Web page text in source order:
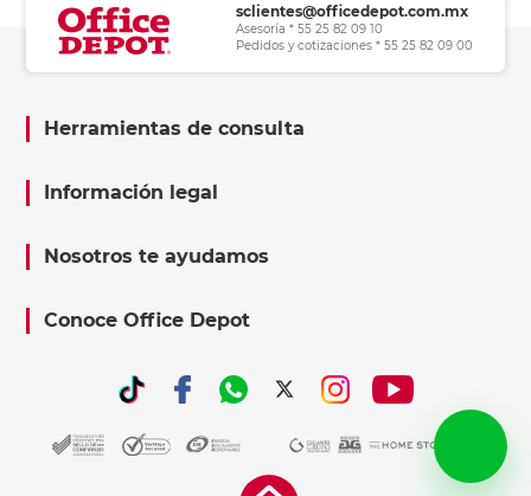
sclientes@officedepot.com.mx
Asesoría * 55 25 82 09 10
Pedidos y cotizaciones * 55 25 82 09 00
Herramientas de consulta
Información legal
Nosotros te ayudamos
Conoce Office Depot